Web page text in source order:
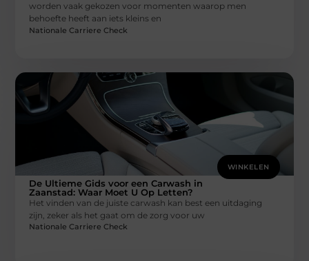
worden vaak gekozen voor momenten waarop men
behoefte heeft aan iets kleins en
Nationale Carriere Check
WINKELEN
De Ultieme Gids voor een Carwash in
Zaanstad: Waar Moet U Op Letten?
Het vinden van de juiste carwash kan best een uitdaging
zijn, zeker als het gaat om de zorg voor uw
Nationale Carriere Check